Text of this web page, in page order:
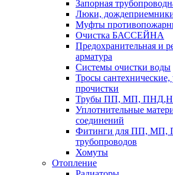
Запорная
Люки,
Муфты
Очистка БАССЕЙНА
Предохранительная и
арматура
Системы очистки воды
Тросы сантехнические,
прочистки
Трубы ПП, МП,
Уплотнительные
соединений
Фитинги для ПП,
трубопроводов
Хомуты
Отопление